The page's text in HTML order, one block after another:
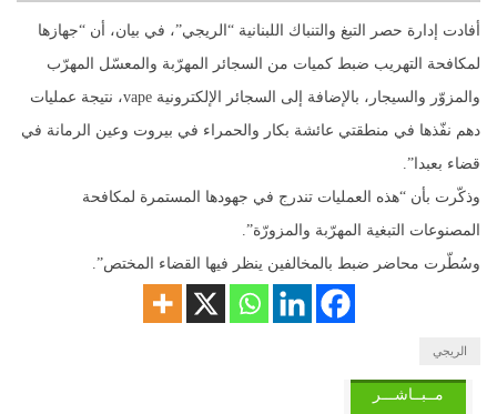
أفادت إدارة حصر التبغ والتنباك اللبنانية “الريجي”، في بيان، أن “جهازها
لمكافحة التهريب ضبط كميات من السجائر المهرّبة والمعسّل المهرّب
والمزوّر والسيجار، بالإضافة إلى السجائر الإلكترونية vape، نتيجة عمليات
دهم نفّذها في منطقتي عائشة بكار والحمراء في بيروت وعين الرمانة في
قضاء بعبدا”.
وذكّرت بأن “هذه العمليات تندرج في جهودها المستمرة لمكافحة
المصنوعات التبغية المهرّبة والمزورّة”.
وسُطّرت محاضر ضبط بالمخالفين ينظر فيها القضاء المختص”.
الريجي
مــبــاشـــر